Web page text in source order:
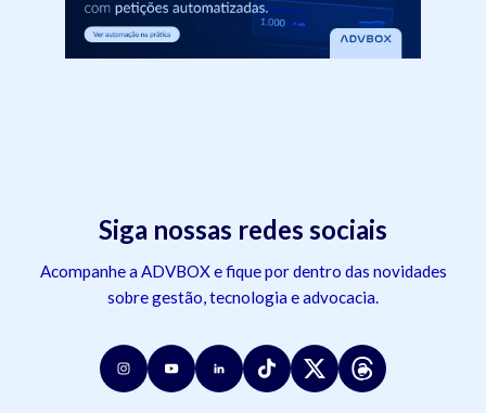
Siga nossas redes sociais
Acompanhe a ADVBOX e fique por dentro das novidades
sobre gestão, tecnologia e advocacia.